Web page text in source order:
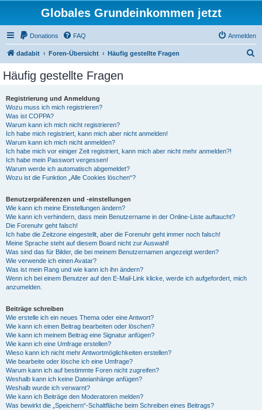
Globales Grundeinkommen jetzt
Donations FAQ Anmelden
dadabit Foren-Übersicht Häufig gestellte Fragen
Häufig gestellte Fragen
Registrierung und Anmeldung
Wozu muss ich mich registrieren?
Was ist COPPA?
Warum kann ich mich nicht registrieren?
Ich habe mich registriert, kann mich aber nicht anmelden!
Warum kann ich mich nicht anmelden?
Ich habe mich vor einiger Zeit registriert, kann mich aber nicht mehr anmelden?!
Ich habe mein Passwort vergessen!
Warum werde ich automatisch abgemeldet?
Wozu ist die Funktion „Alle Cookies löschen“?
Benutzerpräferenzen und -einstellungen
Wie kann ich meine Einstellungen ändern?
Wie kann ich verhindern, dass mein Benutzername in der Online-Liste auftaucht?
Die Forenuhr geht falsch!
Ich habe die Zeitzone eingestellt, aber die Forenuhr geht immer noch falsch!
Meine Sprache steht auf diesem Board nicht zur Auswahl!
Was sind das für Bilder, die bei meinem Benutzernamen angezeigt werden?
Wie verwende ich einen Avatar?
Was ist mein Rang und wie kann ich ihn ändern?
Wenn ich bei einem Benutzer auf den E-Mail-Link klicke, werde ich aufgefordert, mich
anzumelden.
Beiträge schreiben
Wie erstelle ich ein neues Thema oder eine Antwort?
Wie kann ich einen Beitrag bearbeiten oder löschen?
Wie kann ich meinem Beitrag eine Signatur anfügen?
Wie kann ich eine Umfrage erstellen?
Wieso kann ich nicht mehr Antwortmöglichkeiten erstellen?
Wie bearbeite oder lösche ich eine Umfrage?
Warum kann ich auf bestimmte Foren nicht zugreifen?
Weshalb kann ich keine Dateianhänge anfügen?
Weshalb wurde ich verwarnt?
Wie kann ich Beiträge den Moderatoren melden?
Was bewirkt die „Speichern“-Schaltfläche beim Schreiben eines Beitrags?